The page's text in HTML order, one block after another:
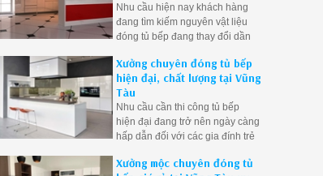
Nhu cầu hiện nay khách hàng
đang tìm kiếm nguyên vật liệu
đóng tủ bếp đang thay đổi dần
qua tủ bếp gỗ công nghiệp để
giải quyết khâu mối mọt, cong
vênh, ẩm ướt nơi góc bếp do
thời gian sử dụng. Bên cạnh đó
gỗ công nghiệp cũng được đánh
giá là khá bền và dặt biệt giá
Xưởng chuyên đóng tủ bếp
hiện đại, chất lượng tại Vũng
Tàu
Nhu cầu cần thi công tủ bếp
hiện đại đang trở nên ngày càng
hấp dẫn đối với các gia đính trẻ
lý do đó Mộc Vũng Tàu đã nắm
Xưởng mộc chuyên đóng tủ